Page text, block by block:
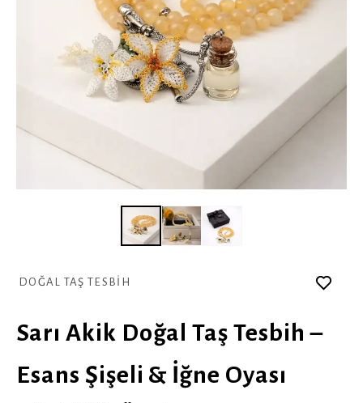
DOĞAL TAŞ TESBİH
Sarı Akik Doğal Taş Tesbih –
Esans Şişeli & İğne Oyası